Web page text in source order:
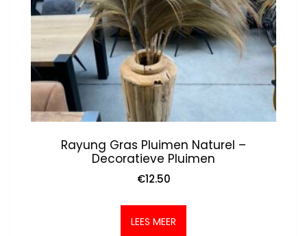
Rayung Gras Pluimen Naturel –
Decoratieve Pluimen
€12.50
LEES MEER